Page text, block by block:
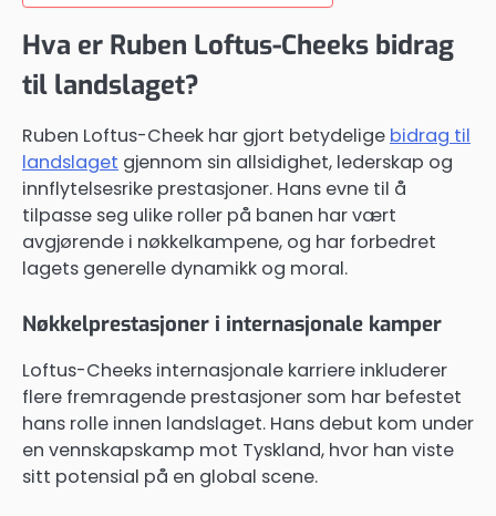
Hva er Ruben Loftus-Cheeks bidrag
til landslaget?
Ruben Loftus-Cheek har gjort betydelige bidrag til
landslaget gjennom sin allsidighet, lederskap og
innflytelsesrike prestasjoner. Hans evne til å
tilpasse seg ulike roller på banen har vært
avgjørende i nøkkelkampene, og har forbedret
lagets generelle dynamikk og moral.
Nøkkelprestasjoner i internasjonale kamper
Loftus-Cheeks internasjonale karriere inkluderer
flere fremragende prestasjoner som har befestet
hans rolle innen landslaget. Hans debut kom under
en vennskapskamp mot Tyskland, hvor han viste
sitt potensial på en global scene.